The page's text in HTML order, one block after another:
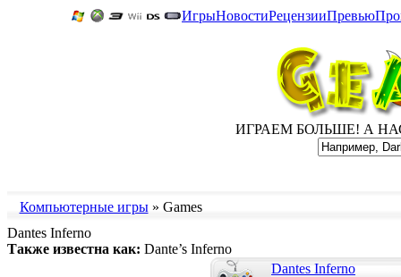
ИгрыНовостиРецензииПревью
ИГРАЕМ БОЛЬШЕ! А
Компьютерные игры» Games
Dantes Inferno
Также известна как: Dante’s Inferno
Dantes Inferno